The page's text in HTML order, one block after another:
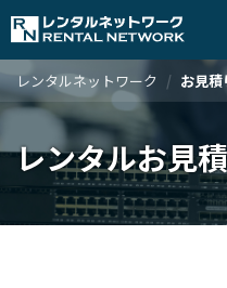
レンタルネットワーク お見
レンタルお見